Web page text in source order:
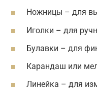
Ножницы – для
Иголки – для
Булавки – для
Карандаш или
Линейка – для